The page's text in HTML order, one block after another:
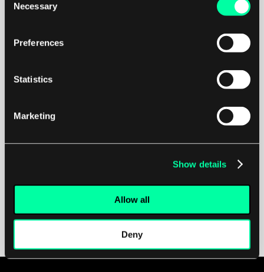
Selection
Necessary
Preferences
Statistics
Marketing
Show details
Allow all
Deny
GCP
CI/CD